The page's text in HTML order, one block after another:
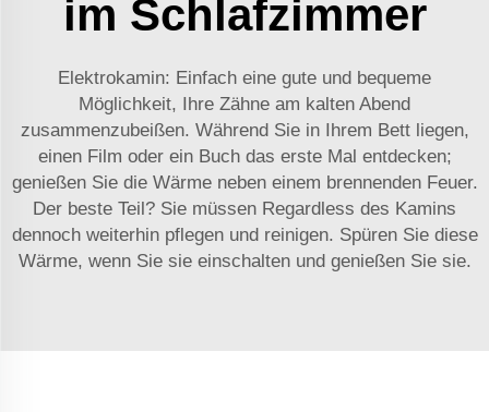
im Schlafzimmer
Elektrokamin: Einfach eine gute und bequeme
Möglichkeit, Ihre Zähne am kalten Abend
zusammenzubeißen. Während Sie in Ihrem Bett liegen,
einen Film oder ein Buch das erste Mal entdecken;
genießen Sie die Wärme neben einem brennenden Feuer.
Der beste Teil? Sie müssen Regardless des Kamins
dennoch weiterhin pflegen und reinigen. Spüren Sie diese
Wärme, wenn Sie sie einschalten und genießen Sie sie.